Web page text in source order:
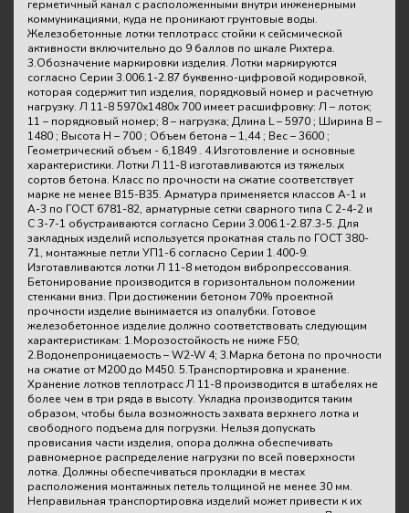
герметичный канал с расположенными внутри инженерными
коммуникациями, куда не проникают грунтовые воды.
Железобетонные лотки теплотрасс стойки к сейсмической
активности включительно до 9 баллов по шкале Рихтера.
3.Обозначение маркировки изделия. Лотки маркируются
согласно Серии 3.006.1-2.87 буквенно-цифровой кодировкой,
которая содержит тип изделия, порядковый номер и расчетную
нагрузку. Л 11-8 5970х1480х 700 имеет расшифровку: Л – лоток;
11 – порядковый номер; 8 – нагрузка; Длина L – 5970 ; Ширина B –
1480 ; Высота H – 700 ; Объем бетона – 1,44 ; Вес – 3600 ;
Геометрический объем - 6,1849 . 4.Изготовление и основные
характеристики. Лотки Л 11-8 изготавливаются из тяжелых
сортов бетона. Класс по прочности на сжатие соответствует
марке не менее В15-В35. Арматура применяется классов А-1 и
А-3 по ГОСТ 6781-82, арматурные сетки сварного типа С 2-4-2 и
С 3-7-1 обустраиваются согласно Серии 3.006.1-2.87.3-5. Для
закладных изделий используется прокатная сталь по ГОСТ 380-
71, монтажные петли УП1-6 согласно Серии 1.400-9.
Изготавливаются лотки Л 11-8 методом вибропрессования.
Бетонирование производится в горизонтальном положении
стенками вниз. При достижении бетоном 70% проектной
прочности изделие вынимается из опалубки. Готовое
железобетонное изделие должно соответствовать следующим
характеристикам: 1.Морозостойкость не ниже F50;
2.Водонепроницаемость – W2-W 4; 3.Марка бетона по прочности
на сжатие от М200 до М450. 5.Транспортировка и хранение.
Хранение лотков теплотрасс Л 11-8 производится в штабелях не
более чем в три ряда в высоту. Укладка производится таким
образом, чтобы была возможность захвата верхнего лотка и
свободного подъема для погрузки. Нельзя допускать
провисания части изделия, опора должна обеспечивать
равномерное распределение нагрузки по всей поверхности
лотка. Должны обеспечиваться прокладки в местах
расположения монтажных петель толщиной не менее 30 мм.
Неправильная транспортировка изделий может привести к их